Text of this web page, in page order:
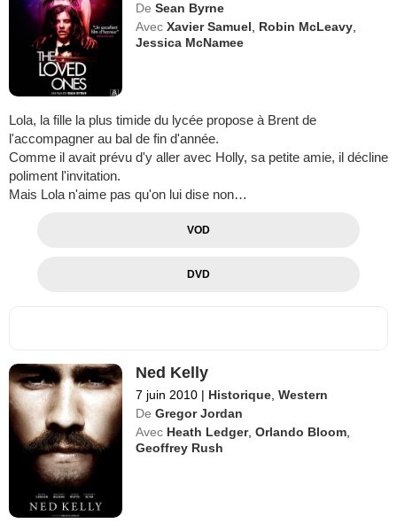
De Sean Byrne
Avec Xavier Samuel Robin McLeavy
Jessica McNamee
Lola, la fille la plus timide du lycée propose à Brent de
l'accompagner au bal de fin d'année.
Comme il avait prévu d'y aller avec Holly, sa petite amie, il décline
poliment l'invitation.
Mais Lola n'aime pas qu'on lui dise non…
VOD
DVD
Ned Kelly
7 juin 2010 | Historique ,Western
De Gregor Jordan
Avec Heath Ledger,Orlando Bloom
Geoffrey Rush